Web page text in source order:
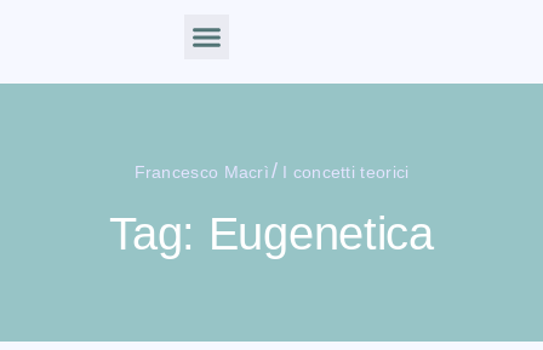
Francesco Macrì/ I concetti teorici
Tag: Eugenetica